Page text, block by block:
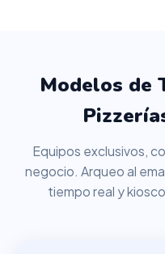
Modelos de
Equipos exclusivos,
negocio. Arqueo al
tiempo real y